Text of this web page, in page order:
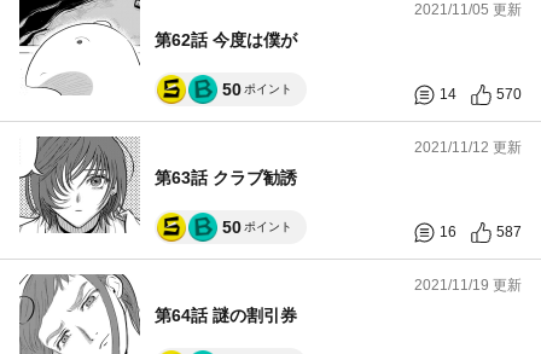
2021/11/05 更新
第62話 今度は僕が
50 ポイント 14 570
2021/11/12 更新
第63話 クラブ勧誘
50 ポイント 16 587
2021/11/19 更新
第64話 謎の割引券